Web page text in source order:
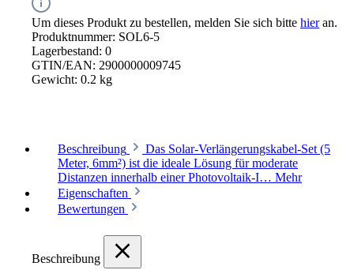
Um dieses Produkt zu bestellen, melden Sie sich bitte hieran.
Produktnummer: SOL6-5
Lagerbestand: 0
GTIN/EAN: 2900000009745
Gewicht: 0.2 kg
Beschreibung
Das Solar-Verlängerungskabel-Set (5
Meter, 6mm²) ist die ideale Lösung für moderate
Distanzen innerhalb einer Photovoltaik-I… Mehr
Eigenschaften
Bewertungen
Beschreibung